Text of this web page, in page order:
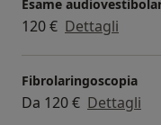
Esame
120 € Dettagli
Fibrolaringoscopia
Da 120 € Dettagli